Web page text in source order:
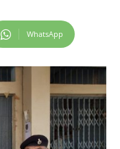
WhatsApp